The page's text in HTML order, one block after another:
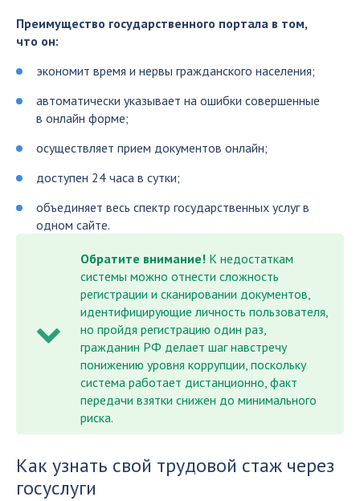
Преимущество государственного портала в том,
что он:
экономит время и нервы гражданского населения;
автоматически указывает на ошибки совершенные
в онлайн форме;
осуществляет прием документов онлайн;
доступен 24 часа в сутки;
объединяет весь спектр государственных услуг в
одном сайте.
Обратите внимание! К недостаткам
системы можно отнести сложность
регистрации и сканировании документов,
идентифицирующие личность пользователя,
но пройдя регистрацию один раз,
гражданин РФ делает шаг навстречу
понижению уровня коррупции, поскольку
система работает дистанционно, факт
передачи взятки снижен до минимального
риска.
Как узнать свой трудовой стаж через
госуслуги